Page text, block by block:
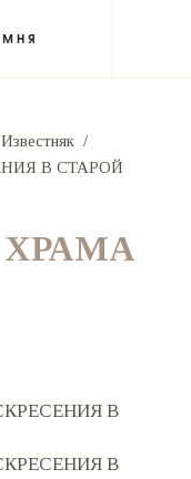
Известняк
В СТАРОЙ
ХРАМА